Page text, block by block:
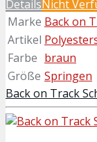
DetailsNicht
Marke Back on
Artikel
Farbe braun
Größe Springen
Back on Track